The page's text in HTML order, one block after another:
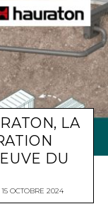
LA
DU
15 OCTOBRE 2024